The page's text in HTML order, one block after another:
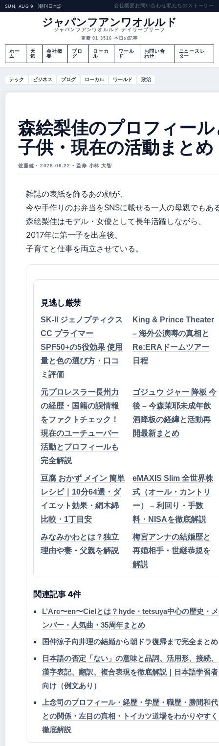
SUN, AUG 9 朝刊日本語 会社概要お問い合わせ私たちのストーリー
ジャパンフアンワオルルド
ジャパンフアンワオルルド デイリーブリーフ
更新 01:3516 本日の記事
ホー
ム
天
気
会社概
要
ブロ
グ
ローカ
ル
ワール
ド
お問い合
わせ
ニュースレ
ター
テック ビジネス ブログ ローカル ワールド 政治
森絵梨佳のプロフィー
子供・現在の活動まとめ
佐藤健 • 2026-06-22 • 監修 小林 大智
雑誌の表紙を飾るあの顔が、
今や手作りのお弁当をSNSに載せる一人の母親でもあ
森絵梨佳はモデル・女優として長年活躍しながら、
2017年に第一子を出産後、
子育てと仕事を両立させている。
見逃し厳禁
SK-II ジェノプティクス
CC プライマー
SPF50+の5役効果 使用
量と色の選び方・口コ
ミ評価
King & Prince Theater
– 海外公演噂の真相と
Re:ERAドームツアー
日程
元プロレスラー長州力
の経歴・国籍の誤情報
をファクトチェック！
現在のユーチューバー
活動とプロフィールも
完全解説
ゴジュウ ジャー 降板 今
後 – 今森茉耶未成年飲
酒降板の経緯と活動再
開最新まとめ
豆腐 おかず メイン 簡単
レシピ｜10分64選・ダ
イエット効果・絹木綿
比較・1丁目安
eMAXIS Slim 全世界株
式（オール・カントリ
ー） – 利回り・手数
料・NISAを徹底解説
みなみかわとは？独立
理由や妻・父親を解説
梅宮アンナの結婚歴と
再婚相手・世継恭規を
解説
関連記事 4件
L’Arc〜en〜Cielとは？hyde・tetsuya中心の歴史・メ
ンバー・人気曲・35周年まとめ
国仲涼子向井理の結婚から朝ドラ復帰まで完全まとめ
日本語の否定「ない」の意味と品詞、活用形、接続、
漢字表記、翻訳、複合表現を徹底解説｜日本語学習者
向け（例文あり）
上念司のプロフィール・経歴・学歴・職歴・勝間和代
との関係・左目の真相・トイカツ道場をわかりやすく
徹底解説